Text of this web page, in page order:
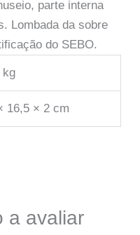
parte interna
Lombada da sobre
do SEBO.
kg
16,5 × 2 cm
a avaliar